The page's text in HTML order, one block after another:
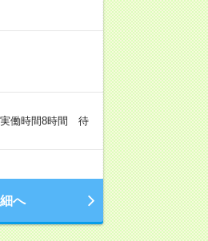
実働時間8時間 待
へ